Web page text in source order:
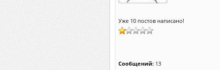
Уже 10 постов написано!
Сообщений: 13